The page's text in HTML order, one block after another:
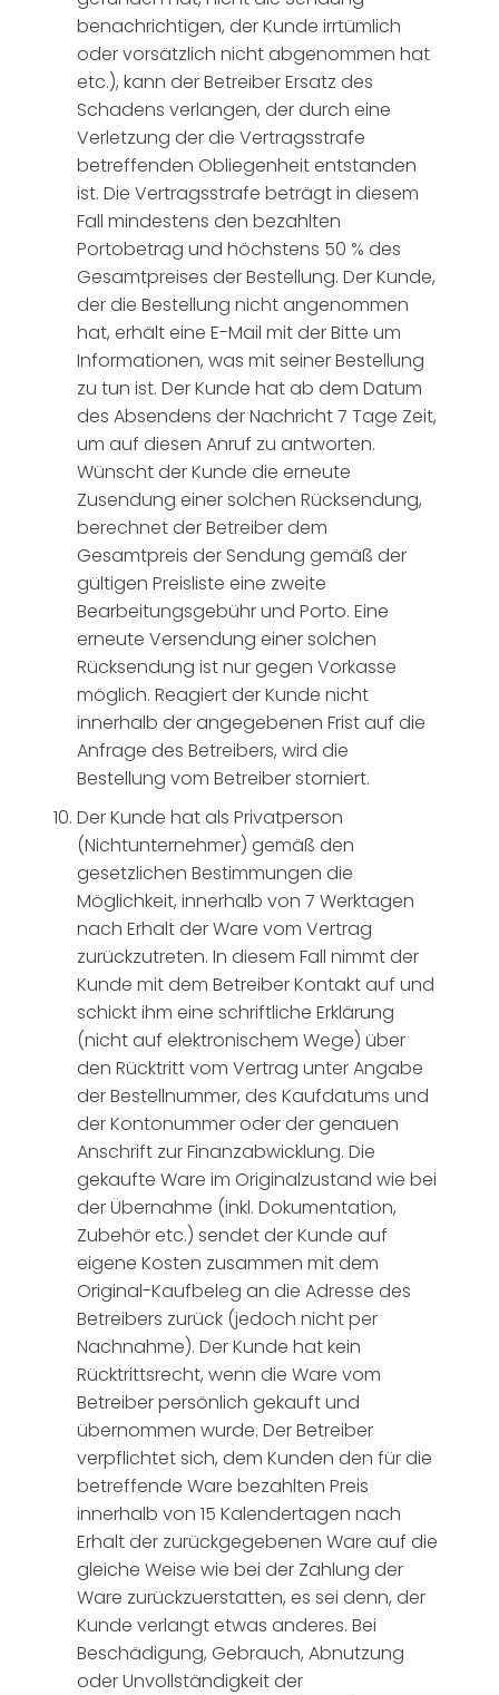
benachrichtigen, der Kunde irrtümlich
oder vorsätzlich nicht abgenommen hat
etc.), kann der Betreiber Ersatz des
Schadens verlangen, der durch eine
Verletzung der die Vertragsstrafe
betreffenden Obliegenheit entstanden
ist. Die Vertragsstrafe beträgt in diesem
Fall mindestens den bezahlten
Portobetrag und höchstens 50 % des
Gesamtpreises der Bestellung. Der Kunde,
der die Bestellung nicht angenommen
hat, erhält eine E-Mail mit der Bitte um
Informationen, was mit seiner Bestellung
zu tun ist. Der Kunde hat ab dem Datum
des Absendens der Nachricht 7 Tage Zeit,
um auf diesen Anruf zu antworten.
Wünscht der Kunde die erneute
Zusendung einer solchen Rücksendung,
berechnet der Betreiber dem
Gesamtpreis der Sendung gemäß der
gültigen Preisliste eine zweite
Bearbeitungsgebühr und Porto. Eine
erneute Versendung einer solchen
Rücksendung ist nur gegen Vorkasse
möglich. Reagiert der Kunde nicht
innerhalb der angegebenen Frist auf die
Anfrage des Betreibers, wird die
Bestellung vom Betreiber storniert.
Der Kunde hat als Privatperson
(Nichtunternehmer) gemäß den
gesetzlichen Bestimmungen die
Möglichkeit, innerhalb von 7 Werktagen
nach Erhalt der Ware vom Vertrag
zurückzutreten. In diesem Fall nimmt der
Kunde mit dem Betreiber Kontakt auf und
schickt ihm eine schriftliche Erklärung
(nicht auf elektronischem Wege) über
den Rücktritt vom Vertrag unter Angabe
der Bestellnummer, des Kaufdatums und
der Kontonummer oder der genauen
Anschrift zur Finanzabwicklung. Die
gekaufte Ware im Originalzustand wie bei
der Übernahme (inkl. Dokumentation,
Zubehör etc.) sendet der Kunde auf
eigene Kosten zusammen mit dem
Original-Kaufbeleg an die Adresse des
Betreibers zurück (jedoch nicht per
Nachnahme). Der Kunde hat kein
Rücktrittsrecht, wenn die Ware vom
Betreiber persönlich gekauft und
übernommen wurde. Der Betreiber
verpflichtet sich, dem Kunden den für die
betreffende Ware bezahlten Preis
innerhalb von 15 Kalendertagen nach
Erhalt der zurückgegebenen Ware auf die
gleiche Weise wie bei der Zahlung der
Ware zurückzuerstatten, es sei denn, der
Kunde verlangt etwas anderes. Bei
Beschädigung, Gebrauch, Abnutzung
oder Unvollständigkeit der